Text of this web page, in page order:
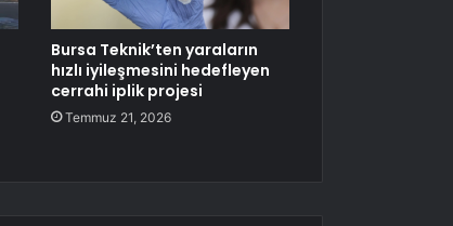
Bursa Teknik’ten yaraların
hızlı iyileşmesini hedefleyen
cerrahi iplik projesi
Temmuz 21, 2026